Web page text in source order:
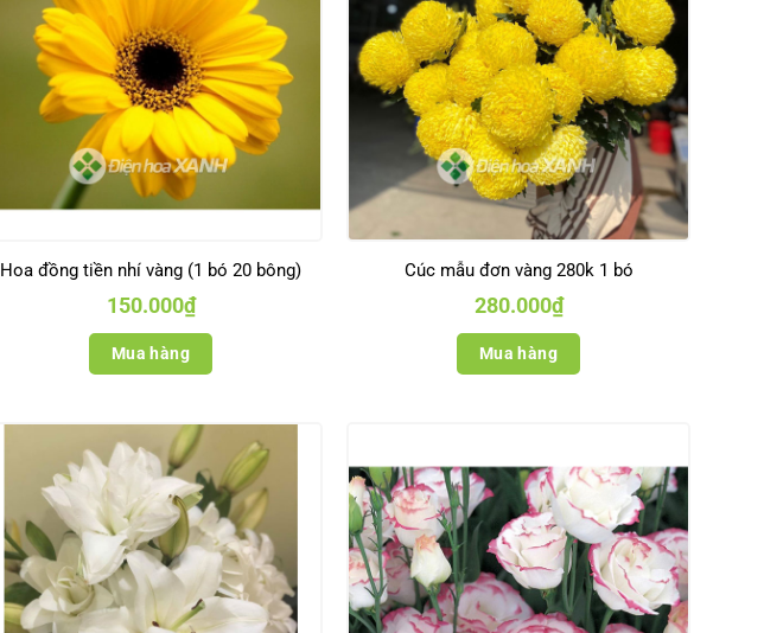
Hoa đồng tiền nhí vàng (1 bó 20 bông)
150.000₫
Mua hàng
Cúc mẫu đơn vàng 280k 1 bó
280.000₫
Mua hàng